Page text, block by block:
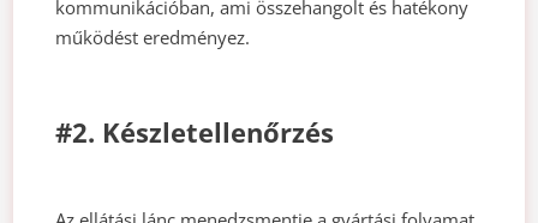
kommunikációban, ami összehangolt és hatékony
működést eredményez.
#2. Készletellenőrzés